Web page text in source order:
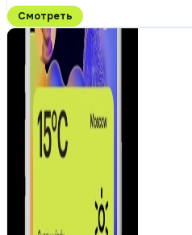
Смотреть